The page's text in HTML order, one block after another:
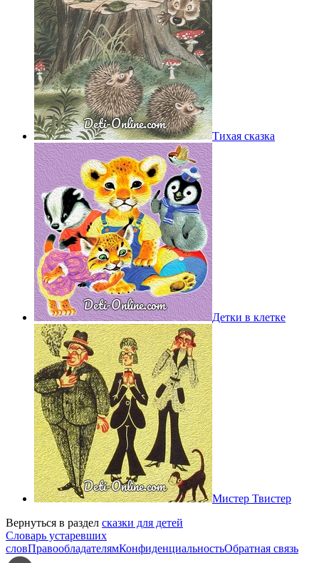
Тихая сказка
Детки в клетке
Мистер Твистер
Вернуться в раздел сказки для детей
Словарь устаревших
словПравообладателямКонфиденциальностьОбратная связь